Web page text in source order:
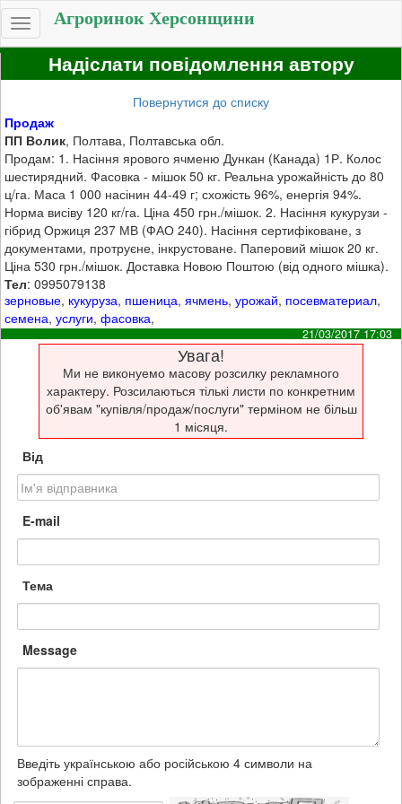
Toggle
navigation
Агроринок Херсонщини
Надіслати повідомлення автору
Повернутися до списку
Продаж
ПП Волик, Полтава, Полтавська обл.
Продам: 1. Насіння ярового ячменю Дункан (Канада) 1Р. Колос
шестирядний. Фасовка - мішок 50 кг. Реальна урожайність до 80
ц/га. Маса 1 000 насінин 44-49 г; схожість 96%, енергія 94%.
Норма висіву 120 кг/га. Ціна 450 грн./мішок. 2. Насіння кукурузи -
гібрид Оржиця 237 МВ (ФАО 240). Насіння сертифіковане, з
документами, протруєне, інкрустоване. Паперовий мішок 20 кг.
Ціна 530 грн./мішок. Доставка Новою Поштою (від одного мішка).
Тел: 0995079138
зерновые, кукуруза, пшеница,ячмень,урожай, посевматериал,
семена,услуги,фасовка,
21/03/2017 17:03
Увага!
Ми не виконуемо масову розсилку рекламного
характеру. Розсилаються тількі листи по конкретним
об'явам "купівля/продаж/послуги" терміном не більш
1 місяця.
Від
E-mail
Тема
Message
Введіть українською або російською 4 символи на
зображенні справа.